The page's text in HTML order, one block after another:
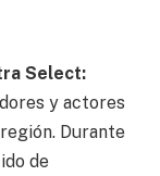
Select:
y actores
Durante
de